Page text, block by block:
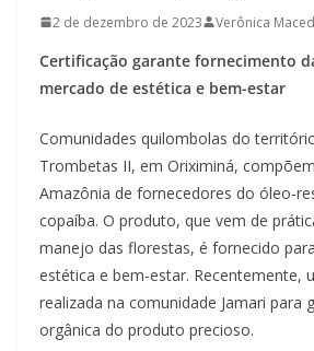
2 de dezembro de 2023 Verônica
Certificação garante fornecimento
mercado de estética e bem-estar
Comunidades quilombolas do
Trombetas II, em Oriximiná,
Amazônia de fornecedores do óleo-
copaíba. O produto, que vem de
manejo das florestas, é fornecido
estética e bem-estar. Recentemente,
realizada na comunidade Jamari para
orgânica do produto precioso.